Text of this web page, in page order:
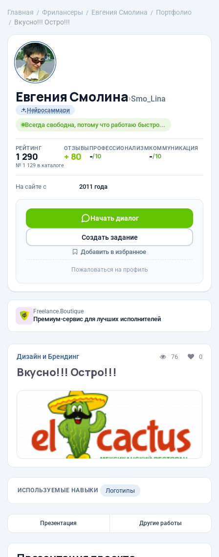
Главная Фрилансеры Евгения Смолина
Портфолио
Вкусно!!! Остро!!!
Евгения Смолина›Smo_Lina
Нейросаммари
Всегда свободна, потому что работаю быстро...
РЕЙТИНГ
1 290
№ 1 129 в каталоге
ОТЗЫВЫ
80
ПРОФЕССИОНАЛИЗМ
-/10
КОММУНИКАЦИЯ
-/10
На сайте с 2011 года
Начать диалог
Создать задание
Добавить в избранное
Пожаловаться на профиль
Freelance.Boutique
Премиум-сервис для лучших исполнителей
Дизайн и Брендинг 76 0
Вкусно!!! Остро!!!
ИСПОЛЬЗУЕМЫЕ НАВЫКИ Логотипы
Презентация Другие работы